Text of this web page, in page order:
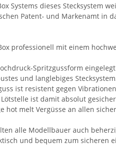
Systems dieses Stecksystem
Patent- und Markenamt in
professionell mit einem
Spritzgussform
und langlebiges
ist resistent gegen
ist damit absolut
melt Vergüsse an allen
alle Modellbauer auch
und bequem zum sicheren